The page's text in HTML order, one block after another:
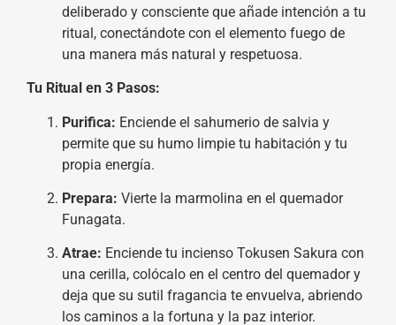
deliberado y consciente que añade intención a tu
ritual, conectándote con el elemento fuego de
una manera más natural y respetuosa.
Tu Ritual en 3 Pasos:
Purifica: Enciende el sahumerio de salvia y
permite que su humo limpie tu habitación y tu
propia energía.
Prepara: Vierte la marmolina en el quemador
Funagata.
Atrae: Enciende tu incienso Tokusen Sakura con
una cerilla, colócalo en el centro del quemador y
deja que su sutil fragancia te envuelva, abriendo
los caminos a la fortuna y la paz interior.